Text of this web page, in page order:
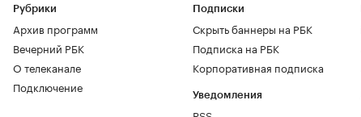
Рубрики
Архив программ
Вечерний РБК
О телеканале
Подключение
Подписки
Скрыть баннеры на РБК
Подписка на РБК
Корпоративная подписка
Уведомления